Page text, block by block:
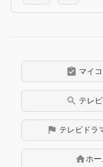
assignment_turned_in マイ
search テレ
flag テレビドラ
homeホ